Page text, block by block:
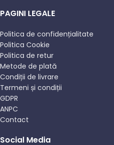
PAGINI LEGALE
Politica de confidențialitate
Politica Cookie
Politica de retur
Metode de plată
Condiții de livrare
Termeni și condiții
GDPR
ANPC
Contact
Social Media